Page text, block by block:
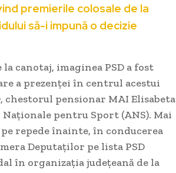
premierile colosale de la
să-i impună o decizie
canotaj, imaginea PSD a fost
a prezenței în centrul acestui
chestorul pensionar MAI Elisabeta
pentru Sport (ANS). Mai
repede înainte, în conducerea
Deputaților pe lista PSD
în organizația județeană de la